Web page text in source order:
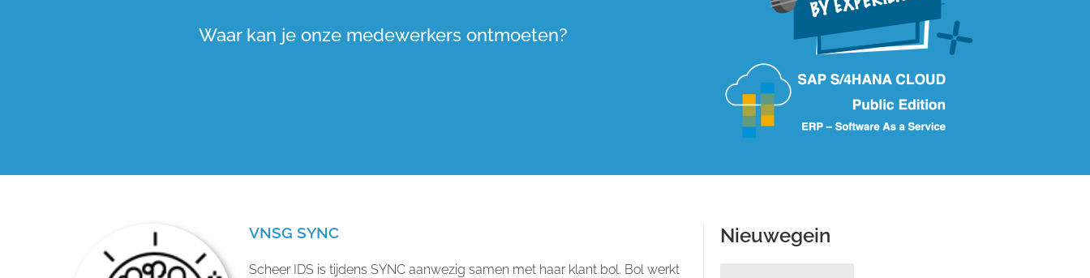
Waar kan je onze medewerkers ontmoeten?
VNSG SYNC
Scheer IDS is tijdens SYNC aanwezig samen met haar klant bol. Bol werkt
Nieuwegein